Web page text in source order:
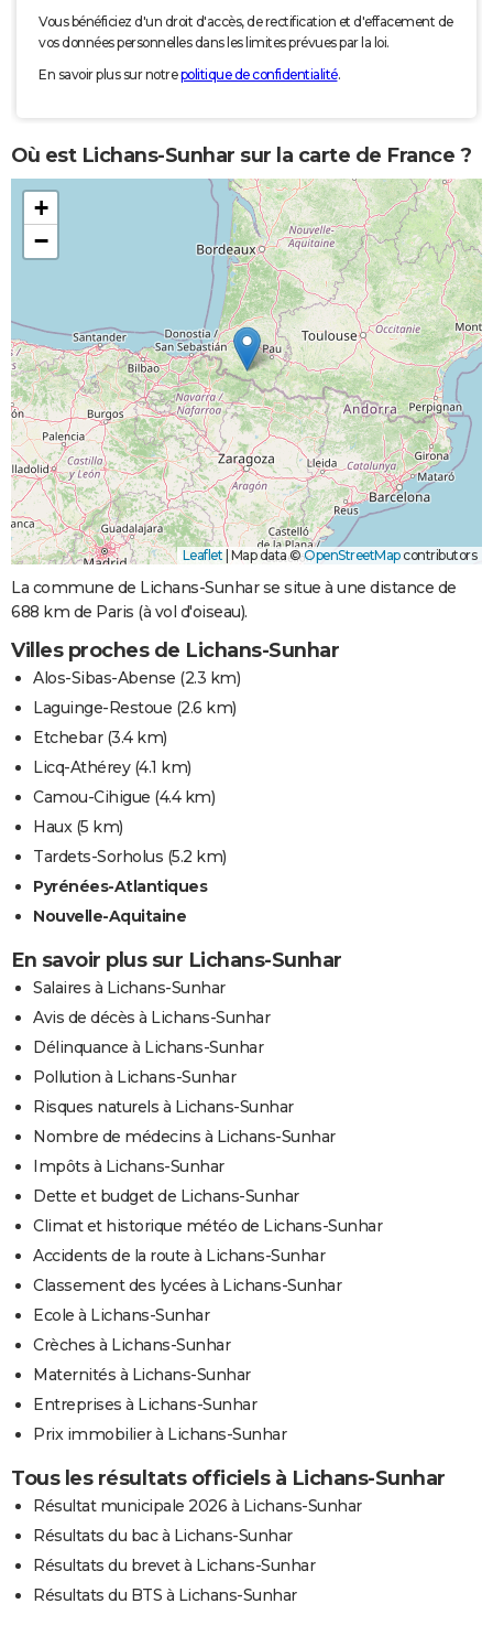
Vous bénéficiez d'un droit d'accès, de rectification et d'effacement de
vos données personnelles dans les limites prévues par la loi.
En savoir plus sur notrepolitique de confidentialité.
Où est Lichans-Sunhar sur la carte de France ?
+
−
Leaflet Map data ©OpenStreetMapcontributors
La commune de Lichans-Sunhar se situe à une distance de
688 km de Paris (à vol d'oiseau).
Villes proches de Lichans-Sunhar
Alos-Sibas-Abense (2.3 km)
Laguinge-Restoue (2.6 km)
Etchebar(3.4 km)
Licq-Athérey(4.1 km)
Camou-Cihigue (4.4 km)
Haux(5 km)
Tardets-Sorholus (5.2 km)
Pyrénées-Atlantiques
Nouvelle-Aquitaine
En savoir plus sur Lichans-Sunhar
Salaires à Lichans-Sunhar
Avis de décès à Lichans-Sunhar
Délinquance à Lichans-Sunhar
Pollution à Lichans-Sunhar
Risques naturels à Lichans-Sunhar
Nombre de médecins à Lichans-Sunhar
Impôts à Lichans-Sunhar
Dette et budget de Lichans-Sunhar
Climat et historique météo de Lichans-Sunhar
Accidents de la route à Lichans-Sunhar
Classement des lycées à Lichans-Sunhar
Ecole à Lichans-Sunhar
Crèches à Lichans-Sunhar
Maternités à Lichans-Sunhar
Entreprises à Lichans-Sunhar
Prix immobilier à Lichans-Sunhar
Tous les résultats officiels à Lichans-Sunhar
Résultat municipale 2026 à Lichans-Sunhar
Résultats du bac à Lichans-Sunhar
Résultats du brevet à Lichans-Sunhar
Résultats du BTS à Lichans-Sunhar